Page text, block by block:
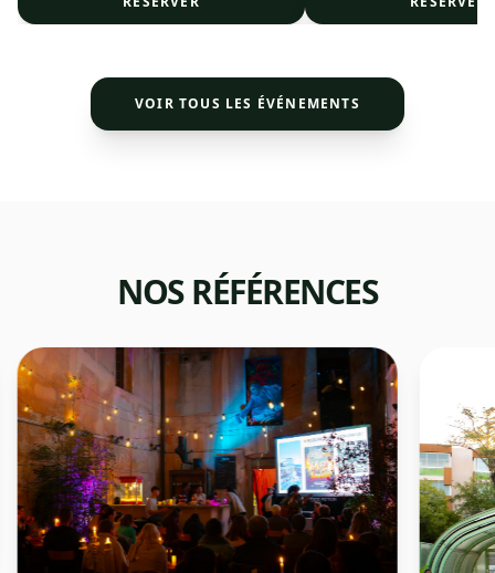
VOIR TOUS LES ÉVÉNEMENTS
NOS RÉFÉRENCES